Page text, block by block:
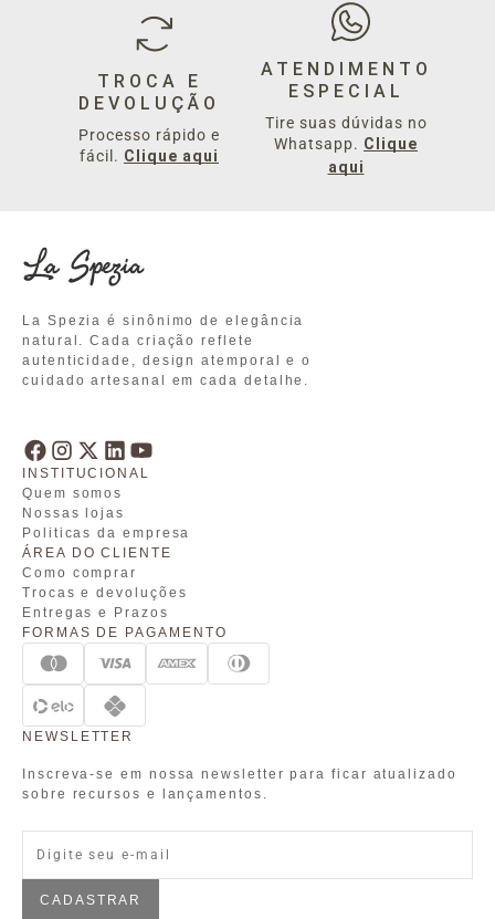
TROCA E
DEVOLUÇÃO
Processo rápido e
fácil. Clique aqui
ATENDIMENTO
ESPECIAL
Tire suas dúvidas no
Whatsapp. Clique
aqui
La Spezia é sinônimo de elegância
natural. Cada criação reflete
autenticidade, design atemporal e o
cuidado artesanal em cada detalhe.
INSTITUCIONAL
Quem somos
Nossas lojas
Politicas da empresa
ÁREA DO CLIENTE
Como comprar
Trocas e devoluções
Entregas e Prazos
FORMAS DE PAGAMENTO
NEWSLETTER
Inscreva-se em nossa newsletter para ficar atualizado
sobre recursos e lançamentos.
CADASTRAR